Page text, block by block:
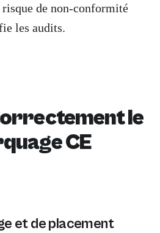
de non-conformité
les audits.
le
CE
et de placement